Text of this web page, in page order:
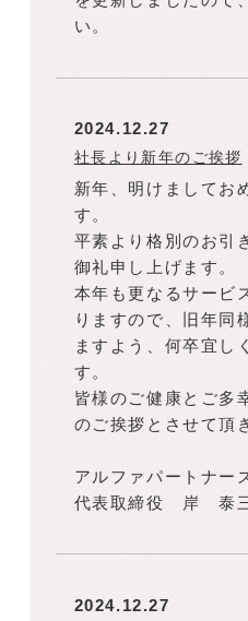
い。
2024.12.27
社長より新年のご挨拶
新年、明けましてお
す。
平素より格別のお引
御礼申し上げます。
本年も更なるサービ
りますので、旧年同
ますよう、何卒宜し
す。
皆様のご健康とご多
のご挨拶とさせて頂
アルファパートナー
代表取締役 岸 泰
2024.12.27